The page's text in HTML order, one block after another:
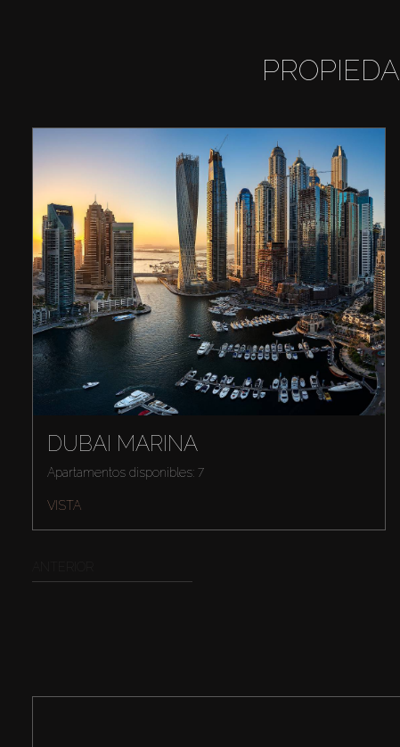
DUBAI MARINA
Apartamentos disponibles: 7
VISTA